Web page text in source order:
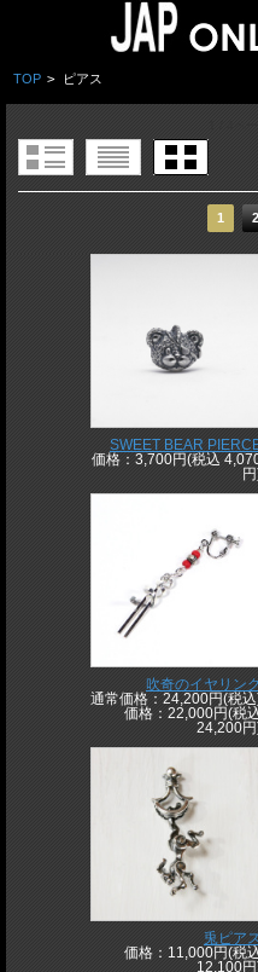
TOP > ピアス
1 2
SWEET BEAR
価格：3,700円(税込
吹奇のイヤリン
通常価格：24,200円(税
価格：22,000円(税
24,200
兎ピア
価格：11,000円(税
12,100